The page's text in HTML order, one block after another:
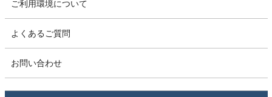
ご利用環境について
よくあるご質問
お問い合わせ